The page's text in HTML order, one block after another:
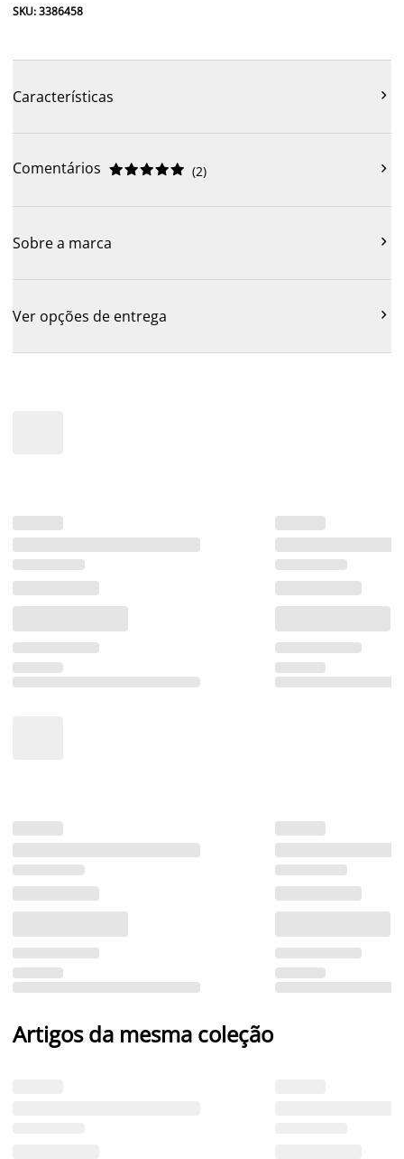
SKU: 3386458
Características 
Comentários 




 (2) 
Sobre a marca 
Ver opções de entrega 
Artigos da mesma coleção